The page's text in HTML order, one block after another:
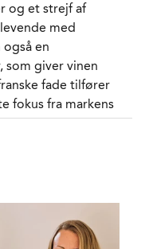
- 17°C
Flaske (75 cl)
, Brombær,
oste
, Frisk,
, Tanninrig,
og et strejf af
med
en
som giver vinen
fade tilfører
fokus fra markens
Barbera,
de store
struktur nok til